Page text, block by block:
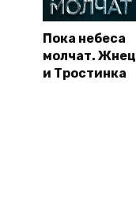
Пока небеса
молчат. Жнец
и Тростинка